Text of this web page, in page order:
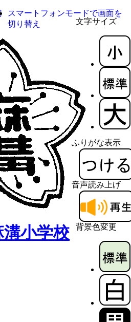
文字サイズ
ふりがな表示
音声読み上げ
背景色変更
スマートフォンモードで画面を
切り替え
小学校